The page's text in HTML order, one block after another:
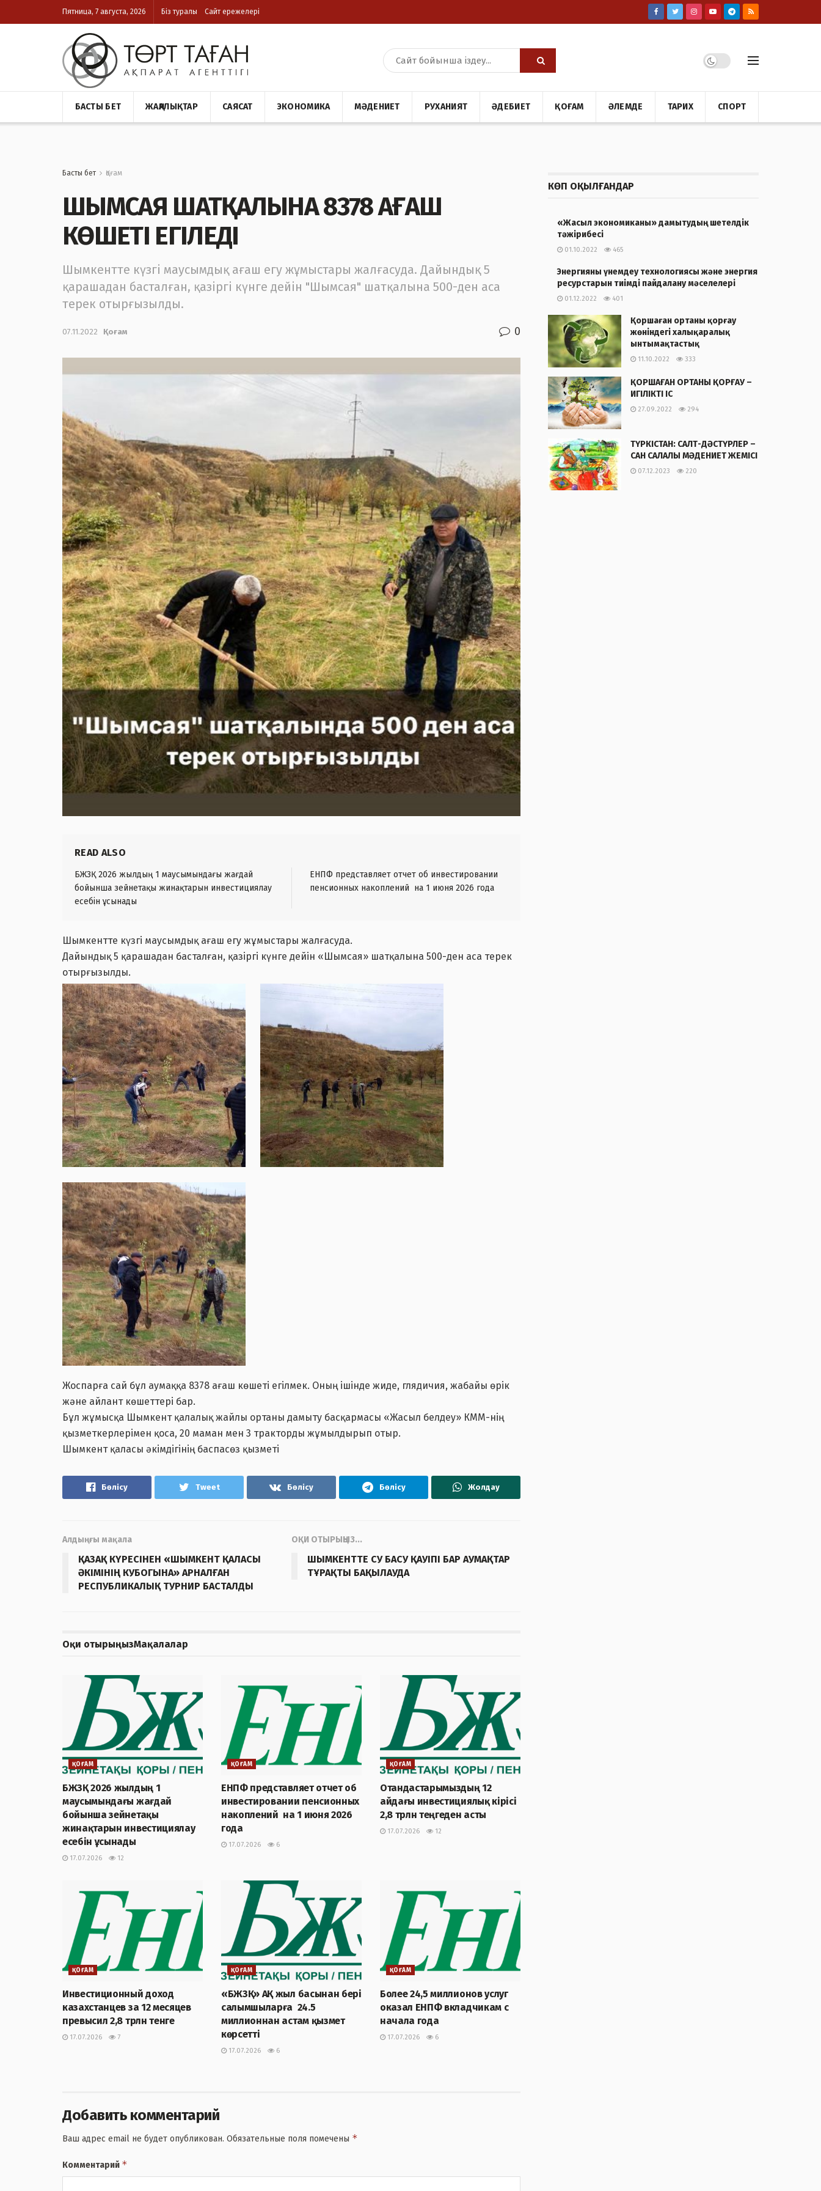
Пятница, 7 августа, 2026 Біз туралы Сайт ережелері
БАСТЫ БЕТ ЖАҢАЛЫҚТАР САЯСАТ ЭКОНОМИКА МӘДЕНИЕТ РУХАНИЯТ ӘДЕБИЕТ ҚОҒАМ ӘЛЕМДЕ ТАРИХ СПОРТ
Басты бет Қоғам
ШЫМСАЯ ШАТҚАЛЫНА 8378 АҒАШ
КӨШЕТІ ЕГІЛЕДІ
Шымкентте күзгі маусымдық ағаш егу жұмыстары жалғасуда. Дайындық 5
қарашадан басталған, қазіргі күнге дейін "Шымсая" шатқалына 500-ден аса
терек отырғызылды.
07.11.2022 Қоғам 0
READ ALSO
БЖЗҚ 2026 жылдың 1 маусымындағы жағдай
бойынша зейнетақы жинақтарын инвестициялау
ЕНПФ представляет отчет об инвестировании
пенсионных накоплений на 1 июня 2026 года
Шымкентте күзгі маусымдық ағаш егу жұмыстары жалғасуда.
Дайындық 5 қарашадан басталған, қазіргі күнге дейін «Шымсая» шатқалына 500-ден аса терек
отырғызылды.
Жоспарға сай бұл аумаққа 8378 ағаш көшеті егілмек. Оның ішінде жиде, глядичия, жабайы өрік
және айлант көшеттері бар.
Бұл жұмысқа Шымкент қалалық жайлы ортаны дамыту басқармасы «Жасыл белдеу» КММ-нің
қызметкерлерімен қоса, 20 маман мен 3 тракторды жұмылдырып отыр.
Шымкент қаласы әкімдігінің баспасөз қызметі
Бөлісу Tweet Бөлісу Бөлісу Жолдау
Алдыңғы мақала
ҚАЗАҚ КҮРЕСІНЕН «ШЫМКЕНТ ҚАЛАСЫ
ӘКІМІНІҢ КУБОГЫНА» АРНАЛҒАН
РЕСПУБЛИКАЛЫҚ ТУРНИР БАСТАЛДЫ
ОҚИ ОТЫРЫҢЫЗ...
ШЫМКЕНТТЕ СУ БАСУ ҚАУІПІ БАР АУМАҚТАР
ТҰРАҚТЫ БАҚЫЛАУДА
Оқи отырыңызМақалалар
ҚОҒАМ
БЖЗҚ 2026 жылдың 1
маусымындағы жағдай
бойынша зейнетақы
жинақтарын инвестициялау
есебін ұсынады
17.07.2026 12
ҚОҒАМ
ЕНПФ представляет отчет об
инвестировании пенсионных
накоплений на 1 июня 2026
года
17.07.2026 6
ҚОҒАМ
Отандастарымыздың 12
айдағы инвестициялық кірісі
2,8 трлн теңгеден асты
17.07.2026 12
ҚОҒАМ
Инвестиционный доход
казахстанцев за 12 месяцев
превысил 2,8 трлн тенге
17.07.2026 7
ҚОҒАМ
«БЖЗҚ» АҚ жыл басынан бері
салымшыларға 24.5
миллионнан астам қызмет
көрсетті
17.07.2026 6
ҚОҒАМ
Более 24,5 миллионов услуг
оказал ЕНПФ вкладчикам с
начала года
17.07.2026 6
Добавить комментарий
Ваш адрес email не будет опубликован. Обязательные поля помечены *
Комментарий *
КӨП ОҚЫЛҒАНДАР
«Жасыл экономиканы» дамытудың шетелдік
тәжірибесі
01.10.2022 465
Энергияны үнемдеу технологиясы және энергия
ресурстарын тиімді пайдалану мәселелері
01.12.2022 401
Қоршаған ортаны қорғау
жөніндегі халықаралық
ынтымақтастық
11.10.2022 333
ҚОРШАҒАН ОРТАНЫ ҚОРҒАУ –
ИГІЛІКТІ ІС
27.09.2022 294
ТҮРКІСТАН: САЛТ-ДӘСТҮРЛЕР –
САН САЛАЛЫ МӘДЕНИЕТ ЖЕМІСІ
07.12.2023 220